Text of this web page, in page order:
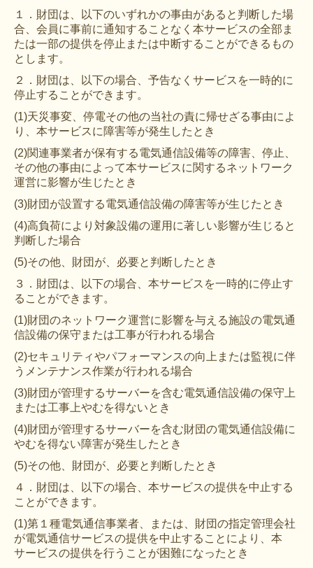
１．財団は、以下のいずれかの事由があると判断した場
合、会員に事前に通知することなく本サービスの全部ま
たは一部の提供を停止または中断することができるもの
とします。
２．財団は、以下の場合、予告なくサービスを一時的に
停止することができます。
(1)天災事変、停電その他の当社の責に帰せざる事由によ
り、本サービスに障害等が発生したとき
(2)関連事業者が保有する電気通信設備等の障害、停止、
その他の事由によって本サービスに関するネットワーク
運営に影響が生じたとき
(3)財団が設置する電気通信設備の障害等が生じたとき
(4)高負荷により対象設備の運用に著しい影響が生じると
判断した場合
(5)その他、財団が、必要と判断したとき
３．財団は、以下の場合、本サービスを一時的に停止す
ることができます。
(1)財団のネットワーク運営に影響を与える施設の電気通
信設備の保守または工事が行われる場合
(2)セキュリティやパフォーマンスの向上または監視に伴
うメンテナンス作業が行われる場合
(3)財団が管理するサーバーを含む電気通信設備の保守上
または工事上やむを得ないとき
(4)財団が管理するサーバーを含む財団の電気通信設備に
やむを得ない障害が発生したとき
(5)その他、財団が、必要と判断したとき
４．財団は、以下の場合、本サービスの提供を中止する
ことができます。
(1)第１種電気通信事業者、または、財団の指定管理会社
が電気通信サービスの提供を中止することにより、本
サービスの提供を行うことが困難になったとき